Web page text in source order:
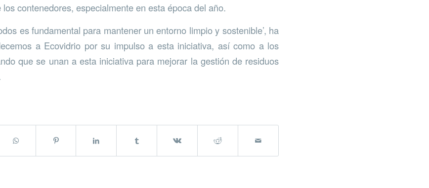
contenedores, especialmente en esta época del año.
es fundamental para mantener un entorno limpio y sostenible’, ha
a Ecovidrio por su impulso a esta iniciativa, así como a los
que se unan a esta iniciativa para mejorar la gestión de residuos